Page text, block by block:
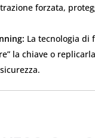
forzata,
La tecnologia
la chiave o